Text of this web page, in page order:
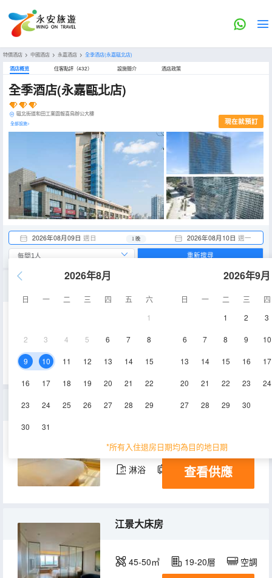
特價酒店 > 中國酒店 > 永嘉酒店 > 全季酒店(永嘉甌北店)
酒店概览 住客點評（432） 設施簡介 酒店政策
全季酒店(永嘉甌北店)
甌北街道和田工業園報喜鳥辦公大樓
全部設施> 現在就預訂
2026年08月09日 週日 2026年08月10日 週一
1 晚
2026年8月
日 一 二 三 四 五
六
1
2 3 4 5 6 7 8
9 10 11 12 13 14 15
16 17 18 19 20 21 22
23 24 25 26 27 28 29
30 31
2026年9月
日 一 二 三
四
1
2 3
6 7 8 9 10
13 14 15 16 17
20 21 22 23 24
27 28 29 30
*所有入住退房日期均為目的地日期
重新搜尋
空調
商務大床房
35㎡ 15-20層
淋浴 電視機
查看供應
江景大床房
45-50㎡ 19-20層 空調